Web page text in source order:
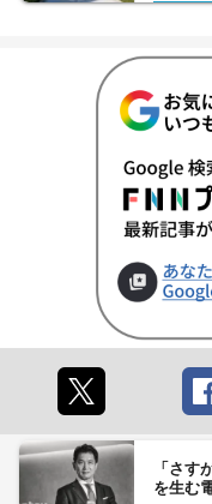
「さす
を生む